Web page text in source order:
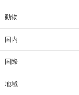
動物
国内
国際
地域